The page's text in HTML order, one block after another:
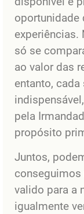
oportunidade
experiências.
só se
ao valor das
entanto,
pela
propósito
Juntos,
conseguimos
valido para a
igualmente